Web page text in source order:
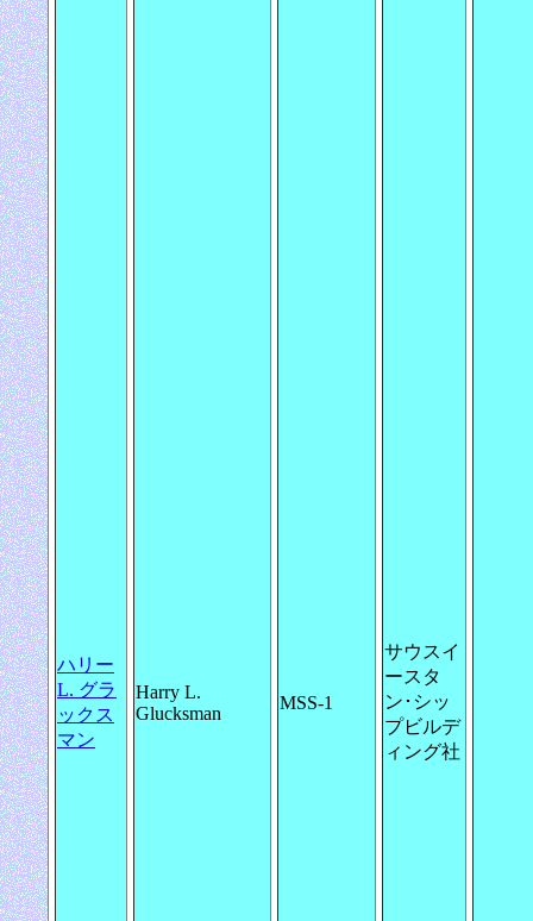
ハリー
L. グラ
ックス
マン
Harry L.
Glucksman
MSS-1
サウスイ
ースタ
ン･シッ
プビルデ
ィング社